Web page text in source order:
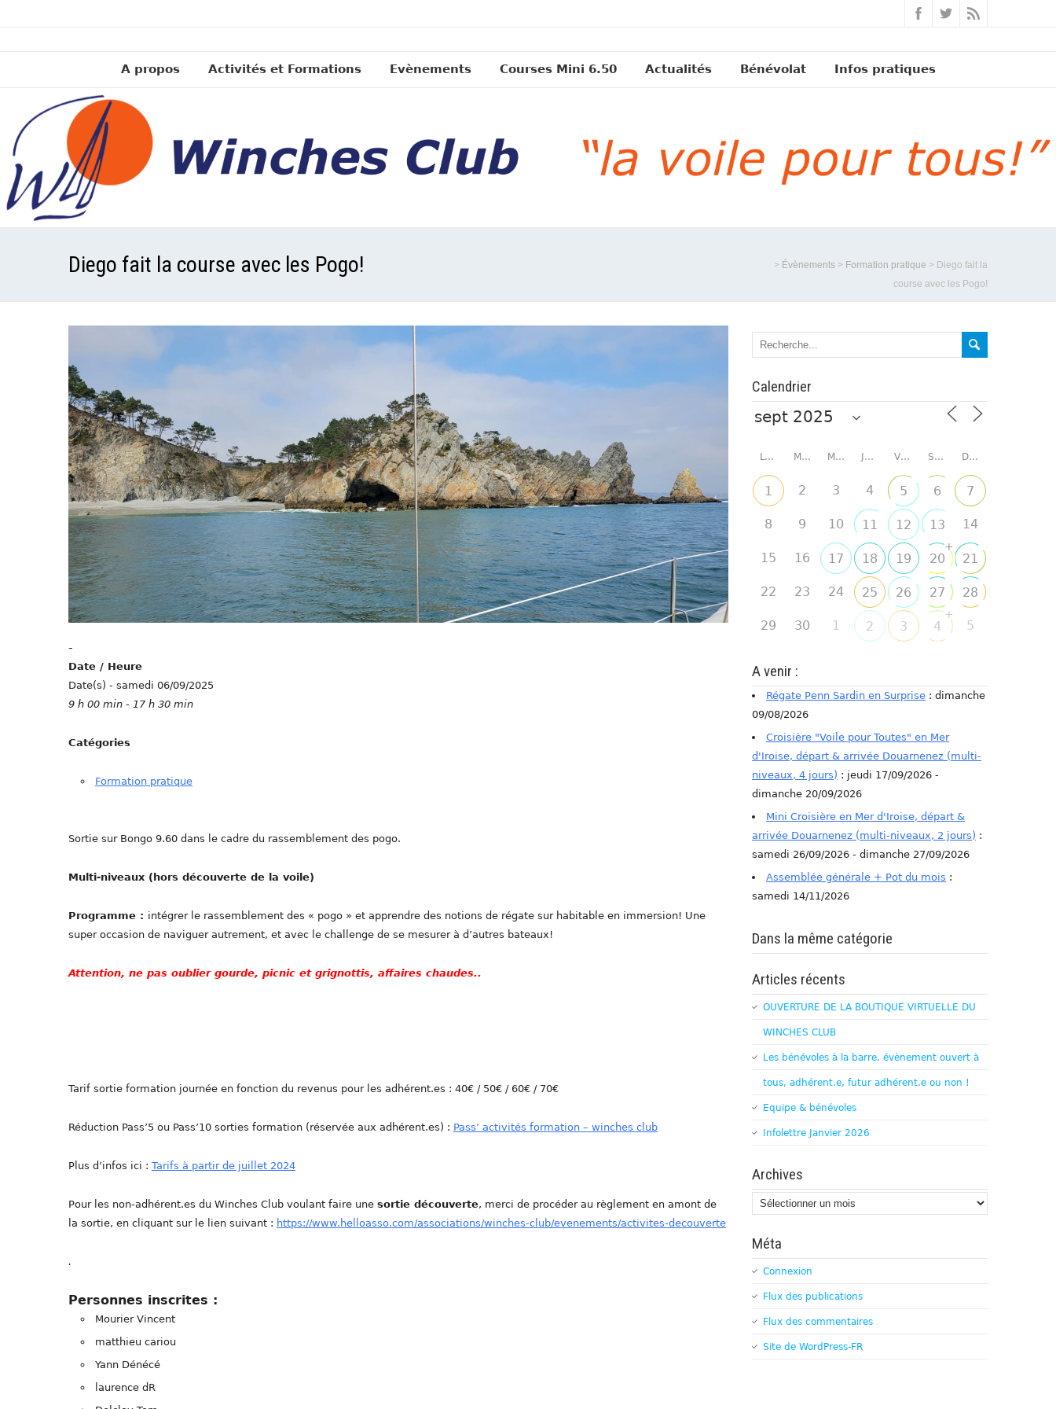
A propos Activités et Formations Evènements Courses Mini 6.50 Actualités Bénévolat Infos pratiques
Diego fait la course avec les Pogo! > Évènements > Formation pratique > Diego fait la
course avec les Pogo!
-
Date / Heure
Date(s) - samedi 06/09/2025
9 h 00 min - 17 h 30 min
Catégories
Formation pratique
Sortie sur Bongo 9.60 dans le cadre du rassemblement des pogo.
Multi-niveaux (hors découverte de la voile)
Programme : intégrer le rassemblement des « pogo » et apprendre des notions de régate sur habitable en immersion! Une
super occasion de naviguer autrement, et avec le challenge de se mesurer à d’autres bateaux!
Attention, ne pas oublier gourde, picnic et grignottis, affaires chaudes..
Tarif sortie formation journée en fonction du revenus pour les adhérent.es : 40€ / 50€ / 60€ / 70€
Réduction Pass’5 ou Pass’10 sorties formation (réservée aux adhérent.es) : Pass’ activités formation – winches club
Plus d’infos ici : Tarifs à partir de juillet 2024
Pour les non-adhérent.es du Winches Club voulant faire une sortie découverte, merci de procéder au règlement en amont de
la sortie, en cliquant sur le lien suivant : https://www.helloasso.com/associations/winches-club/evenements/activites-decouverte
.
Personnes inscrites :
Mourier Vincent
matthieu cariou
Yann Dénécé
laurence dR
Calendrier
LUNDI MARDI MERCREDI JEUDI VENDREDI SAMEDI DIMANCHE
1 2 3 4 5 6 7
8 9 10 11 12 13 14
15 16 17 18 19 20
+
21
22 23 24 25 26 27 28
29 30 1 2 3 4
+
5
A venir :
Régate Penn Sardin en Surprise : dimanche
09/08/2026
Croisière "Voile pour Toutes" en Mer
d'Iroise, départ & arrivée Douarnenez (multi-
niveaux, 4 jours) : jeudi 17/09/2026 -
dimanche 20/09/2026
Mini Croisière en Mer d'Iroise, départ &
arrivée Douarnenez (multi-niveaux, 2 jours) :
samedi 26/09/2026 - dimanche 27/09/2026
Assemblée générale + Pot du mois :
samedi 14/11/2026
Dans la même catégorie
Articles récents
OUVERTURE DE LA BOUTIQUE VIRTUELLE DU
WINCHES CLUB
Les bénévoles à la barre, évènement ouvert à
tous, adhérent.e, futur adhérent.e ou non !
Equipe & bénévoles
Infolettre Janvier 2026
Archives
Archives
Méta
Connexion
Flux des publications
Flux des commentaires
Site de WordPress-FR